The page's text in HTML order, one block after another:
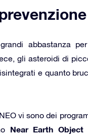
abbastanza
gli asteroidi di
e quanto
vi sono dei
Near Earth Object